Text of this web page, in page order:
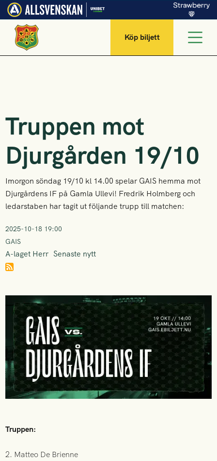
Köp biljett
Truppen mot
Djurgården 19/10
Imorgon söndag 19/10 kl 14.00 spelar GAIS hemma mot
Djurgårdens IF på Gamla Ullevi! Fredrik Holmberg och
ledarstaben har tagit ut följande trupp till matchen:
2025-10-18 19:00
GAIS
A-laget Herr Senaste nytt
Truppen:
2. Matteo De Brienne